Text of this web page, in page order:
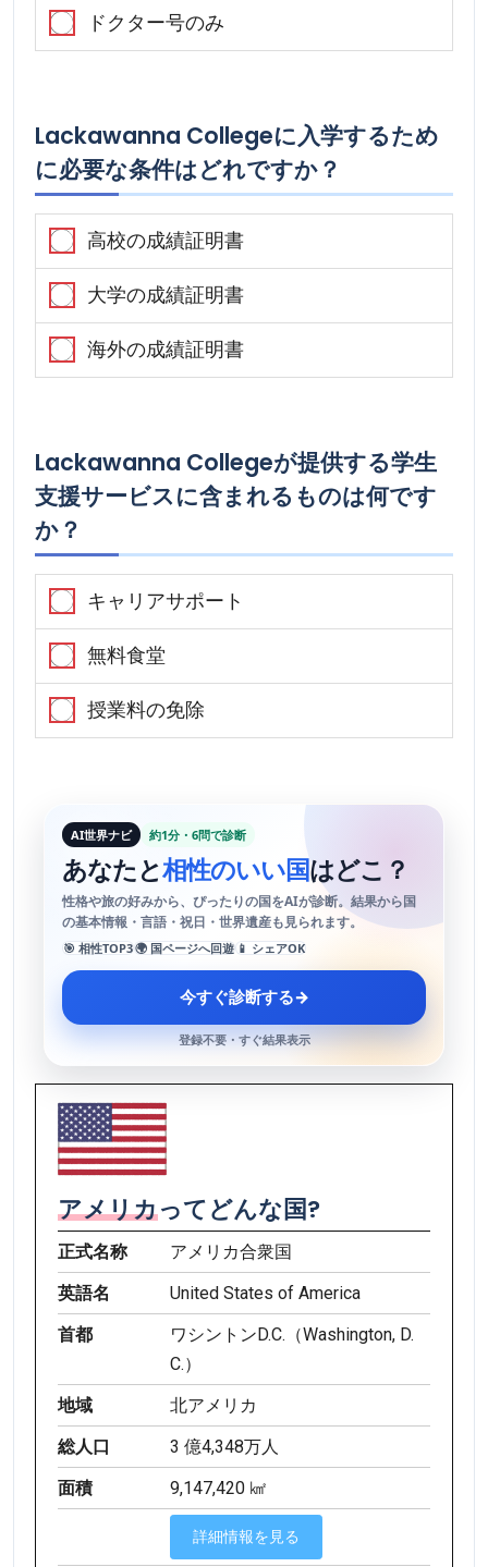
ドクター号のみ
Lackawanna Collegeに入学するため
に必要な条件はどれですか？
高校の成績証明書
大学の成績証明書
海外の成績証明書
Lackawanna Collegeが提供する学生
支援サービスに含まれるものは何です
か？
キャリアサポート
無料食堂
授業料の免除
AI世界ナビ 約1分・6問で診断
あなたと相性のいい国はどこ？
性格や旅の好みから、ぴったりの国をAIが診断。結果から国
の基本情報・言語・祝日・世界遺産も見られます。
🎯 相性TOP3🌍 国ページへ回遊 📱 シェアOK
今すぐ診断する→
登録不要・すぐ結果表示
アメリカってどんな国?
正式名称
アメリカ合衆国
英語名
United States of America
首都
ワシントンD.C.（Washington, D.
C.）
地域
北アメリカ
総人口
3 億4,348万人
面積
9,147,420 ㎢
詳細情報を見る